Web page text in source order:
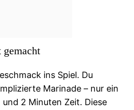
ins Spiel. Du
Marinade – nur ein
2 Minuten Zeit. Diese